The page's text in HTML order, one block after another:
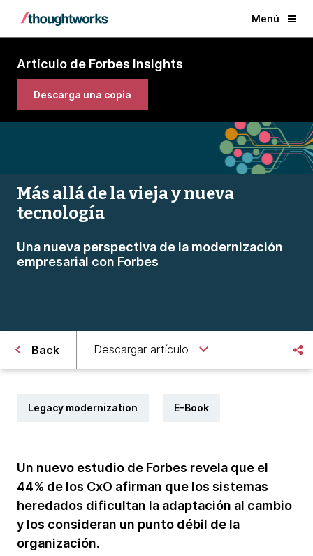
Menú
Artículo de Forbes Insights
Descarga una copia
Más allá de la vieja y nueva
tecnología
Una nueva perspectiva de la modernización
empresarial con Forbes
Back Descargar artículo
Legacy modernization E-Book
Un nuevo estudio de Forbes revela que el
44% de los CxO afirman que los sistemas
heredados dificultan la adaptación al cambio
y los consideran un punto débil de la
organización.